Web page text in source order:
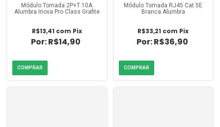
Módulo Tomada 2P+T 10A
Alumbra Inova Pro Class Grafite
R$14,90
R$13,41 com Pix
Módulo Tomada RJ45 Cat 5E
Branca Alumbra
R$36,90
R$33,21 com Pix